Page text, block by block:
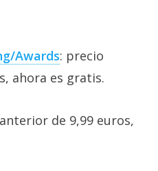
Awards: precio
ahora es gratis.
de 9,99 euros,